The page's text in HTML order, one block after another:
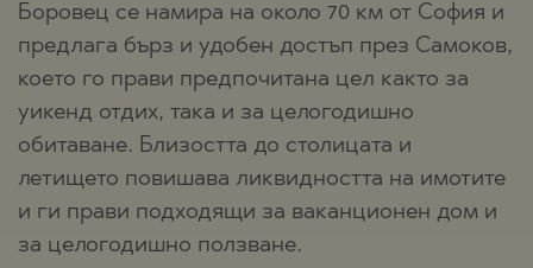
Боровец се намира на около 70 км от София и
предлага бърз и удобен достъп през Самоков,
което го прави предпочитана цел както за
уикенд отдих, така и за целогодишно
обитаване. Близостта до столицата и
летището повишава ликвидността на имотите
и ги прави подходящи за ваканционен дом и
за целогодишно ползване.